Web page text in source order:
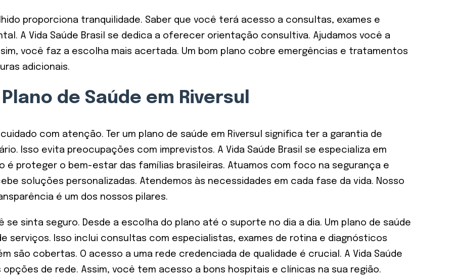
proporciona tranquilidade. Saber que você terá acesso a consultas, exames e
A Vida Saúde Brasil se dedica a oferecer orientação consultiva. Ajudamos você a
você faz a escolha mais acertada. Um bom plano cobre emergências e tratamentos
adicionais.
de Saúde em Riversul
com atenção. Ter um plano de saúde em Riversul significa ter a garantia de
Isso evita preocupações com imprevistos. A Vida Saúde Brasil se especializa em
é proteger o bem-estar das famílias brasileiras. Atuamos com foco na segurança e
soluções personalizadas. Atendemos às necessidades em cada fase da vida. Nosso
é um dos nossos pilares.
se sinta seguro. Desde a escolha do plano até o suporte no dia a dia. Um plano de saúde
serviços. Isso inclui consultas com especialistas, exames de rotina e diagnósticos
são cobertas. O acesso a uma rede credenciada de qualidade é crucial. A Vida Saúde
de rede. Assim, você tem acesso a bons hospitais e clínicas na sua região.